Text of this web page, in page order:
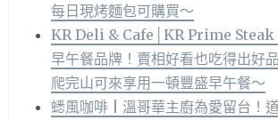
每日現烤麵包可購買～
KR Deli & Cafe│KR Prime Steak
早午餐品牌！賣相好看也吃得出好
爬完山可來享用一頓豐盛早午餐～
蟋風咖啡 | 溫哥華主廚為愛留台！